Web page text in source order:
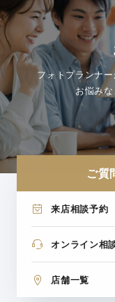
フォトプランナ
お悩み
ご質
来店相談予約
オンライン相
店舗一覧